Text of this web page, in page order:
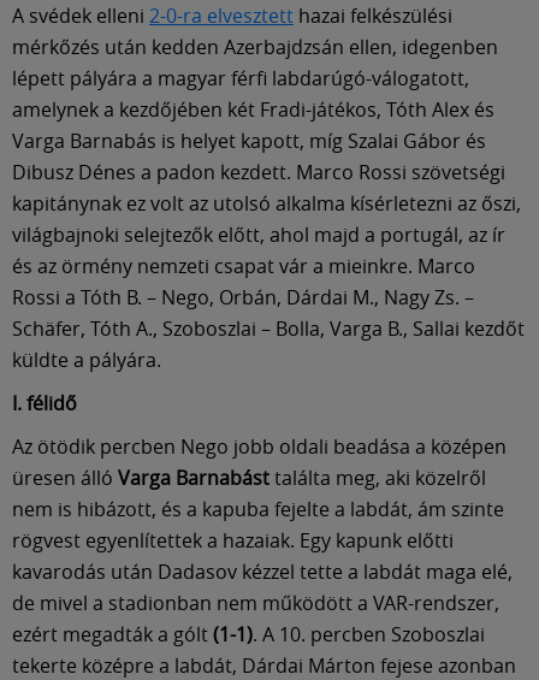
A svédek elleni 2-0-ra elvesztett hazai felkészülési
mérkőzés után kedden Azerbajdzsán ellen, idegenben
lépett pályára a magyar férfi labdarúgó-válogatott,
amelynek a kezdőjében két Fradi-játékos, Tóth Alex és
Varga Barnabás is helyet kapott, míg Szalai Gábor és
Dibusz Dénes a padon kezdett. Marco Rossi szövetségi
kapitánynak ez volt az utolsó alkalma kísérletezni az őszi,
világbajnoki selejtezők előtt, ahol majd a portugál, az ír
és az örmény nemzeti csapat vár a mieinkre. Marco
Rossi a Tóth B. – Nego, Orbán, Dárdai M., Nagy Zs. –
Schäfer, Tóth A., Szoboszlai – Bolla, Varga B., Sallai kezdőt
küldte a pályára.
I. félidő
Az ötödik percben Nego jobb oldali beadása a középen
üresen álló Varga Barnabásttalálta meg, aki közelről
nem is hibázott, és a kapuba fejelte a labdát, ám szinte
rögvest egyenlítettek a hazaiak. Egy kapunk előtti
kavarodás után Dadasov kézzel tette a labdát maga elé,
de mivel a stadionban nem működött a VAR-rendszer,
ezért megadták a gólt(1-1). A 10. percben Szoboszlai
tekerte középre a labdát, Dárdai Márton fejese azonban
Shop
Közösség
Múzeum
English